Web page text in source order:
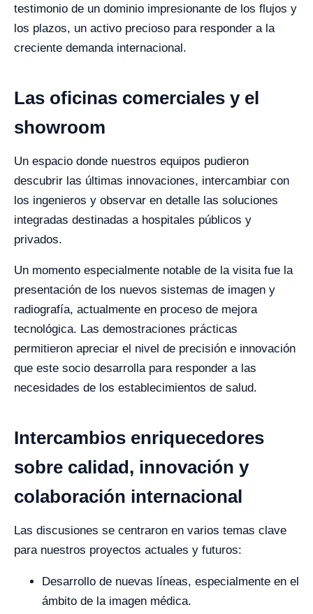
testimonio de un dominio impresionante de los flujos y
los plazos, un activo precioso para responder a la
creciente demanda internacional.
Las oficinas comerciales y el
showroom
Un espacio donde nuestros equipos pudieron
descubrir las últimas innovaciones, intercambiar con
los ingenieros y observar en detalle las soluciones
integradas destinadas a hospitales públicos y
privados.
Un momento especialmente notable de la visita fue la
presentación de los nuevos sistemas de imagen y
radiografía, actualmente en proceso de mejora
tecnológica. Las demostraciones prácticas
permitieron apreciar el nivel de precisión e innovación
que este socio desarrolla para responder a las
necesidades de los establecimientos de salud.
Intercambios enriquecedores
sobre calidad, innovación y
colaboración internacional
Las discusiones se centraron en varios temas clave
para nuestros proyectos actuales y futuros:
Desarrollo de nuevas líneas, especialmente en el
ámbito de la imagen médica.